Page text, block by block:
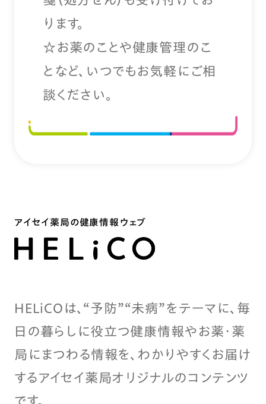
ります。
☆お薬のことや健康管理のこ
となど、いつでもお気軽にご相
談ください。
アイセイ薬局の健康情報ウェブ
HELiCOは、“予防”“未病”をテーマに、毎
日の暮らしに役立つ健康情報やお薬・薬
局にまつわる情報を、わかりやすくお届け
するアイセイ薬局オリジナルのコンテンツ
です。